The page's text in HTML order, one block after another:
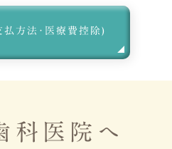
払方法･医療費控除)
科医院へ